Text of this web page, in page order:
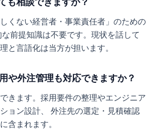
くない経営者・事業責任者」のための
前提知識は不要です。現状を話して
と言語化は当方が担います。
や外注管理も対応できますか？
きます。採用要件の整理やエンジニア
ョン設計、 外注先の選定・見積確認
含まれます。